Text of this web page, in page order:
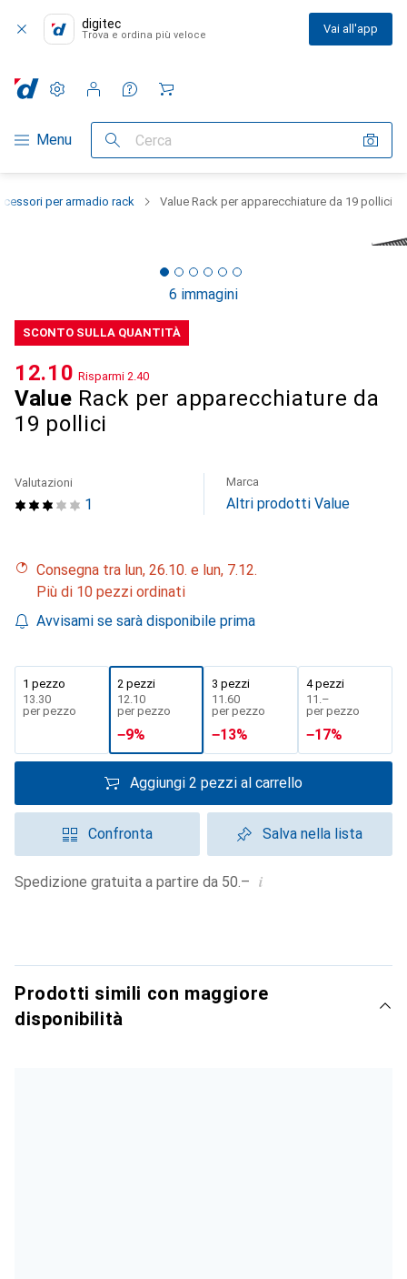
digitec
Trova e ordina più veloce Vai all'app
Categoria Navigazione
Menu Cerca
Impostazioni
Conto cliente
Liste di confronto
Liste dei desideri
Carrello
per armadio rack Value Rack per apparecchiature da 19 pollici
6 immagini
SCONTO SULLA QUANTITÀ
Value Rack per apparecchiature da
19 pollici
CHF
12.10 Risparmi CHF
2.40
1
Valutazioni Marca
Altri prodotti Value
Consegna tra lun, 26.10. e lun, 7.12.
Più di 10 pezzi ordinati
Avvisami se sarà disponibile prima
1 pezzo
CHF
13.30
per pezzo
2 pezzi
CHF
12.10
per pezzo
−9%
3 pezzi
CHF
11.60
per pezzo
−13%
4 pezzi
CHF
11.–
per pezzo
−17%
Aggiungi 2 pezzi al carrello
Confronta Salva nella lista
Spedizione gratuita a partire da 50.– i
Prodotti simili con maggiore
disponibilità